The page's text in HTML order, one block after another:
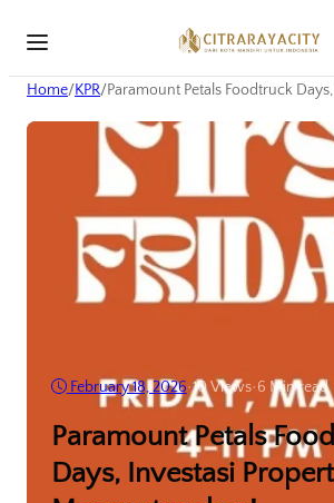
Home/KPR/Paramount Petals Foodtruck
February 18, 2026•10Views•6 Min read
Paramount Petals
Days, Investasi